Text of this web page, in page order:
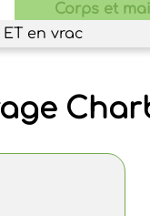
Corps et
en vrac